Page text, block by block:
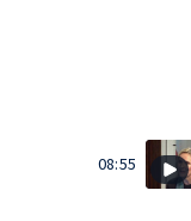
08:55